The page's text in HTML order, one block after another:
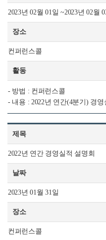
2023년 02월 01일 ~2023년 02월
장소
컨퍼런스콜
활동
- 방법 : 컨퍼런스콜
- 내용 : 2022년 연간(4분기) 경
제목
2022년 연간 경영실적 설명회
날짜
2023년 01월 31일
장소
컨퍼런스콜